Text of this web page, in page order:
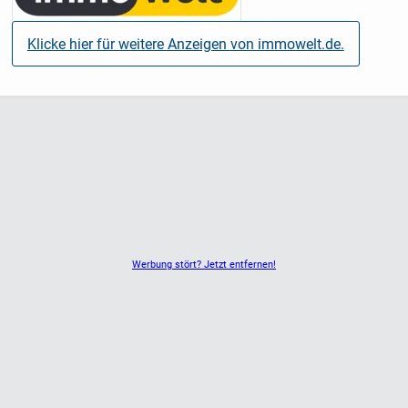
Werbung stört? Jetzt entfernen!
Klicke hier für weitere Anzeigen von immowelt.de.